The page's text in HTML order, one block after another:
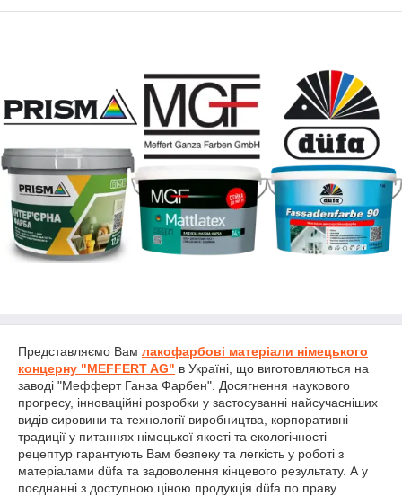
Представляємо Вам лакофарбові матеріали німецького
концерну "MEFFERT AG" в Україні, що виготовляються на
заводі "Мефферт Ганза Фарбен". Досягнення наукового
прогресу, інноваційні розробки у застосуванні найсучасніших
видів сировини та технології виробництва, корпоративні
традиції у питаннях німецької якості та екологічності
рецептур гарантують Вам безпеку та легкість у роботі з
матеріалами düfa та задоволення кінцевого результату. А у
поєднанні з доступною ціною продукція düfa по праву